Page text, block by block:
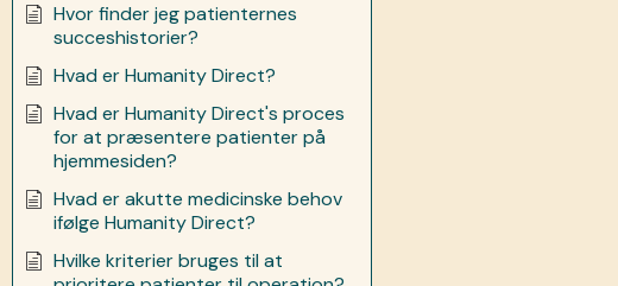
Hvor finder jeg patienternes
succeshistorier?
Hvad er Humanity Direct?
Hvad er Humanity Direct's proces
for at præsentere patienter på
hjemmesiden?
Hvad er akutte medicinske behov
ifølge Humanity Direct?
Hvilke kriterier bruges til at